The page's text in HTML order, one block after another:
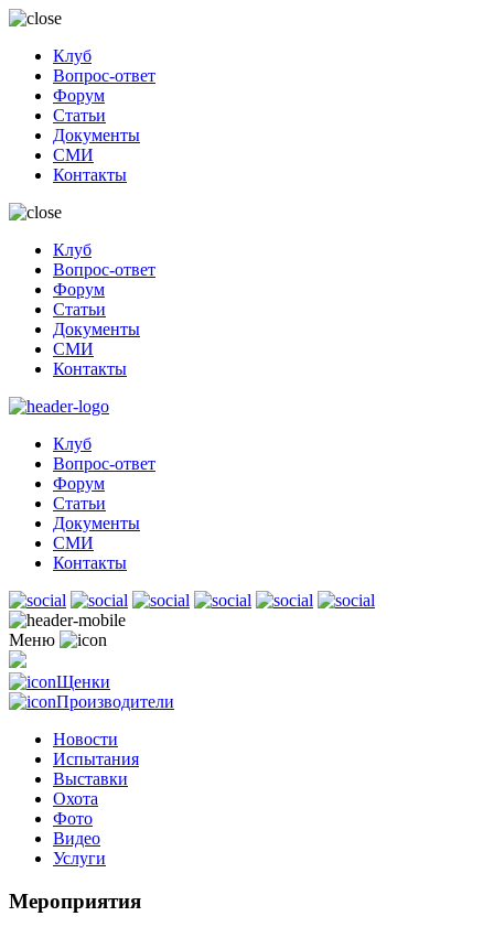
Клуб
Вопрос-ответ
Форум
Статьи
Документы
СМИ
Контакты
Клуб
Вопрос-ответ
Форум
Статьи
Документы
СМИ
Контакты
Клуб
Вопрос-ответ
Форум
Статьи
Документы
СМИ
Контакты
Меню
Щенки
Производители
Новости
Испытания
Выставки
Охота
Фото
Видео
Услуги
Мероприятия